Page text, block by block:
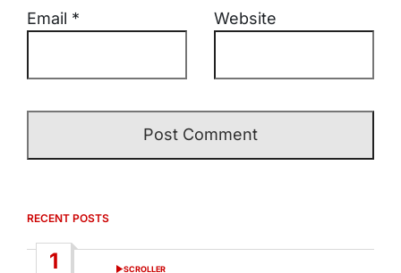
Email * Website
RECENT POSTS
1 SCROLLER